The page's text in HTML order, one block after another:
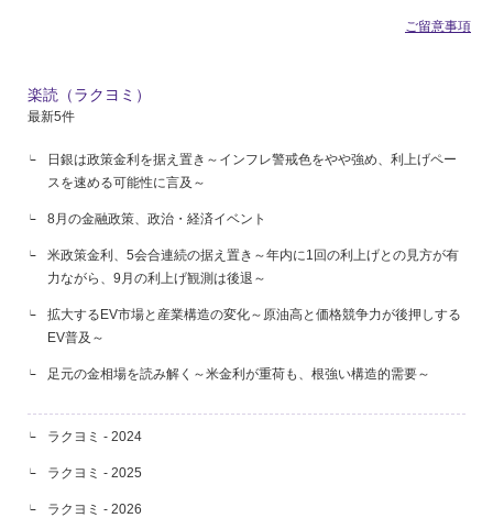
楽読（ラクヨミ）
最新5件
日銀は政策金利を据え置き～インフレ警戒色をやや強め、利上げペー
スを速める可能性に言及～
8月の金融政策、政治・経済イベント
米政策金利、5会合連続の据え置き～年内に1回の利上げとの見方が有
力ながら、9月の利上げ観測は後退～
拡大するEV市場と産業構造の変化～原油高と価格競争力が後押しする
EV普及～
足元の金相場を読み解く～米金利が重荷も、根強い構造的需要～
ラクヨミ - 2024
ラクヨミ - 2025
ラクヨミ - 2026
ご留意事項